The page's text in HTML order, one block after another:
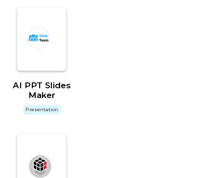
AI PPT Slides
Maker
Presentation